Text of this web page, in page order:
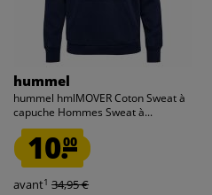
hummel
hummel hmlMOVER Coton Sweat à
capuche Hommes Sweat à...
10.00
avant1 34,95 €